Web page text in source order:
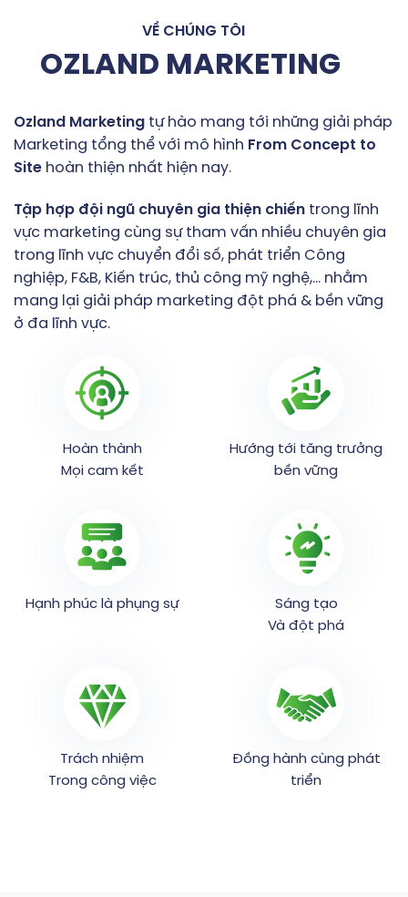
VỀ CHÚNG TÔI
OZLAND MARKETING
Ozland Marketing tự hào mang tới những giải pháp
Marketing tổng thể với mô hình From Concept to
Site hoàn thiện nhất hiện nay.
Tập hợp đội ngũ chuyên gia thiện chiến trong lĩnh
vực marketing cùng sự tham vấn nhiều chuyên gia
trong lĩnh vực chuyển đổi số, phát triển Công
nghiệp, F&B, Kiến trúc, thủ công mỹ nghệ,… nhằm
mang lại giải pháp marketing đột phá & bền vững
ở đa lĩnh vực.
Hoàn thành
Mọi cam kết
Hướng tới tăng trưởng
bền vững
Hạnh phúc là phụng sự
Sáng tạo
Và đột phá
Trách nhiệm
Trong công việc
Đồng hành cùng phát
triển